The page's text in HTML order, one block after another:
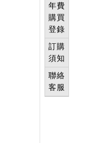
年費
購買
登錄
訂購
須知
聯絡
客服